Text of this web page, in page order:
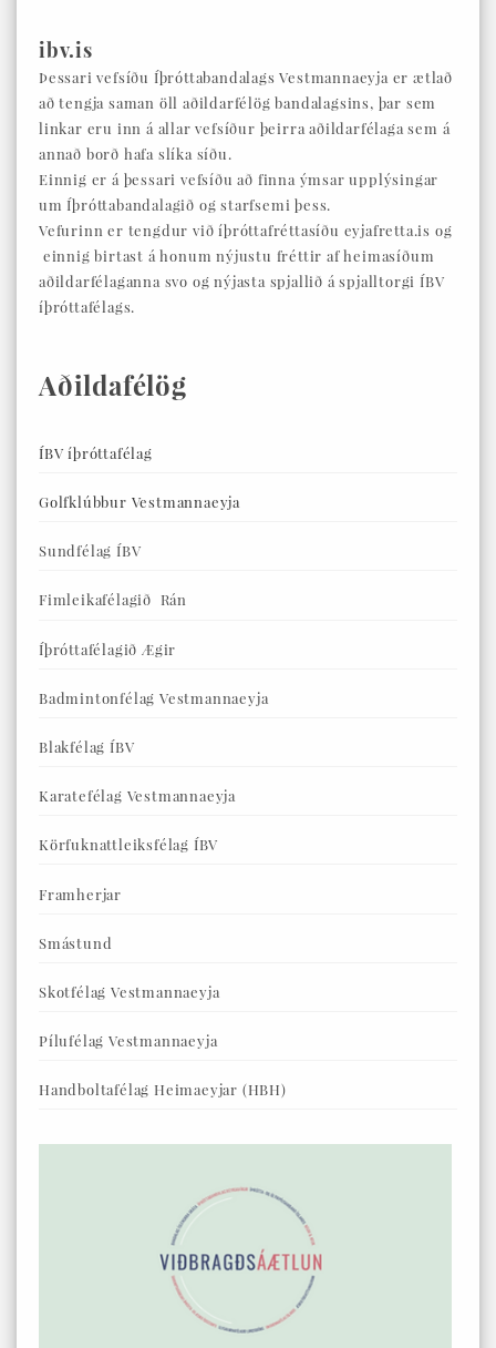
ibv.is
Þessari vefsíðu Íþróttabandalags Vestmannaeyja er ætlað
að tengja saman öll aðildarfélög bandalagsins, þar sem
linkar eru inn á allar vefsíður þeirra aðildarfélaga sem á
annað borð hafa slíka síðu.
Einnig er á þessari vefsíðu að finna ýmsar upplýsingar
um Íþróttabandalagið og starfsemi þess.
Vefurinn er tengdur við íþróttafréttasíðu eyjafretta.is og
einnig birtast á honum nýjustu fréttir af heimasíðum
aðildarfélaganna svo og nýjasta spjallið á spjalltorgi ÍBV
íþróttafélags.
Aðildafélög
ÍBV íþróttafélag
Golfklúbbur Vestmannaeyja
Sundfélag ÍBV
Fimleikafélagið Rán
Íþróttafélagið Ægir
Badmintonfélag Vestmannaeyja
Blakfélag ÍBV
Karatefélag Vestmannaeyja
Körfuknattleiksfélag ÍBV
Framherjar
Smástund
Skotfélag Vestmannaeyja
Pílufélag Vestmannaeyja
Handboltafélag Heimaeyjar (HBH)